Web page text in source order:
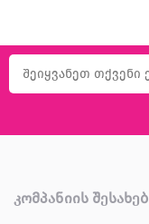
ᲙᲝᲛᲞᲐᲜᲘᲘᲡ ᲨᲔᲡᲐᲮᲔᲑ